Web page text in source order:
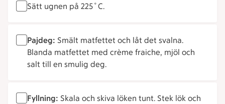
Sätt ugnen på 225˚C.
Pajdeg: Smält matfettet och låt det svalna.
Blanda matfettet med crème fraiche, mjöl och
salt till en smulig deg.
Fyllning: Skala och skiva löken tunt. Stek lök och